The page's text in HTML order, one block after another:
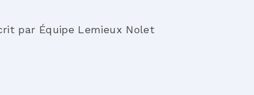
par Équipe Lemieux Nolet